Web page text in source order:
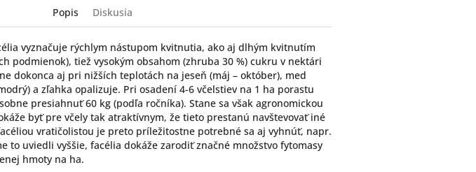
Popis Diskusia
vyznačuje rýchlym nástupom kvitnutia, ako aj dlhým kvitnutím
podmienok), tiež vysokým obsahom (zhruba 30 %) cukru v nektári
dokonca aj pri nižších teplotách na jeseň (máj – október), med
a zľahka opalizuje. Pri osadení 4-6 včelstiev na 1 ha porastu
presiahnuť 60 kg (podľa ročníka). Stane sa však agronomickou
byť pre včely tak atraktívnym, že tieto prestanú navštevovať iné
vratičolistou je preto príležitostne potrebné sa aj vyhnúť, napr.
to uviedli vyššie, facélia dokáže zarodiť značné množstvo fytomasy
hmoty na ha.